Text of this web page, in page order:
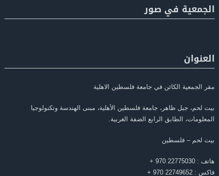
الجمعية في صور
العنوان
مقر الجمعية الكائن في جامعة فلسطين الاهلية
بيت لحم، جبل ظاهر، جامعة فلسطين الأهلية، مبنى الهندسة وتكنولوجيا
المعلومات، الطابق الرابع الضفة الغربية.
بيت لحم – فلسطين
هاتف : 22775030 970 +
فاكس : 22749652 970 +